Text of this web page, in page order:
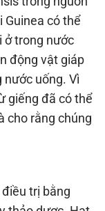
Guinea có thể
ở trong nước
động vật giáp
uống. Vì
giếng đã có thể
cho rằng chúng
trị bằng